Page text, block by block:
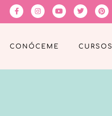
CONÓCEME CURSOS